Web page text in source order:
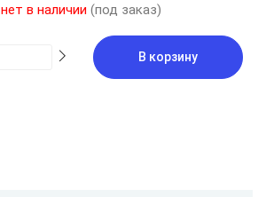
нет в наличии (под заказ)
В корзину